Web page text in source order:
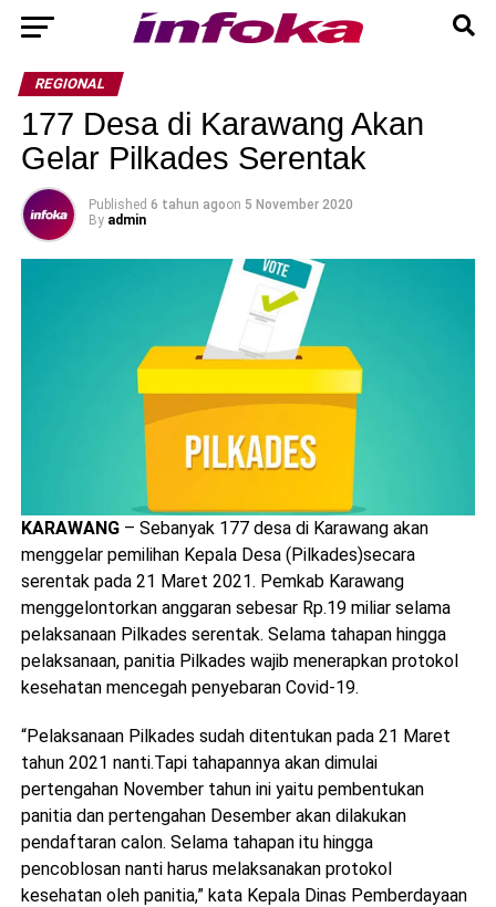
REGIONAL
177 Desa di Karawang Akan
Gelar Pilkades Serentak
Published 6 tahun agoon 5 November 2020
By admin
KARAWANG – Sebanyak 177 desa di Karawang akan
menggelar pemilihan Kepala Desa (Pilkades)secara
serentak pada 21 Maret 2021. Pemkab Karawang
menggelontorkan anggaran sebesar Rp.19 miliar selama
pelaksanaan Pilkades serentak. Selama tahapan hingga
pelaksanaan, panitia Pilkades wajib menerapkan protokol
kesehatan mencegah penyebaran Covid-19.
“Pelaksanaan Pilkades sudah ditentukan pada 21 Maret
tahun 2021 nanti.Tapi tahapannya akan dimulai
pertengahan November tahun ini yaitu pembentukan
panitia dan pertengahan Desember akan dilakukan
pendaftaran calon. Selama tahapan itu hingga
pencoblosan nanti harus melaksanakan protokol
kesehatan oleh panitia,” kata Kepala Dinas Pemberdayaan